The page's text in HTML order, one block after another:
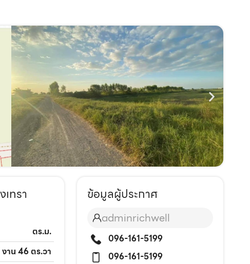
ทรา
ตร.ม.
าน 46 ตร.วา
ข้อมูลผู้ประกาศ
adminrichwell
096-161-5199
096-161-5199